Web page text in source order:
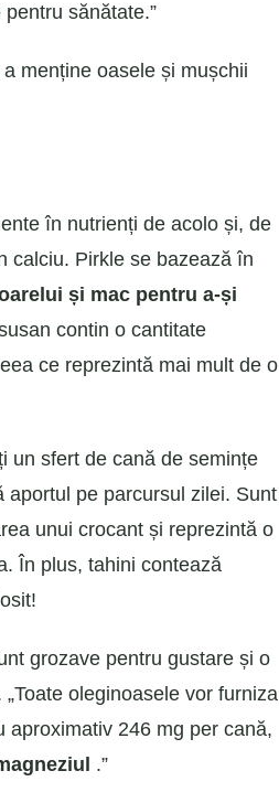
sănătate.”
menține oasele și mușchii
în nutrienți de acolo și, de
calciu. Pirkle se bazează în
și mac pentru a-și
contin o cantitate
ce reprezintă mai mult de o
un sfert de cană de semințe
pe parcursul zilei. Sunt
unui crocant și reprezintă o
În plus, tahini contează
grozave pentru gustare și o
oleginoasele vor furniza
aproximativ 246 mg per cană,
.”